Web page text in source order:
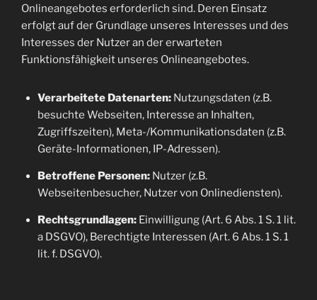
Onlineangebotes erforderlich sind. Deren Einsatz
erfolgt auf der Grundlage unseres Interesses und des
Interesses der Nutzer an der erwarteten
Funktionsfähigkeit unseres Onlineangebotes.
Verarbeitete Datenarten:Nutzungsdaten (z.B.
besuchte Webseiten, Interesse an Inhalten,
Zugriffszeiten), Meta-/Kommunikationsdaten (z.B.
Geräte-Informationen, IP-Adressen).
Betroffene Personen:Nutzer (z.B.
Webseitenbesucher, Nutzer von Onlinediensten).
Rechtsgrundlagen:Einwilligung (Art. 6 Abs. 1 S. 1 lit.
a DSGVO), Berechtigte Interessen (Art. 6 Abs. 1 S. 1
lit. f. DSGVO).